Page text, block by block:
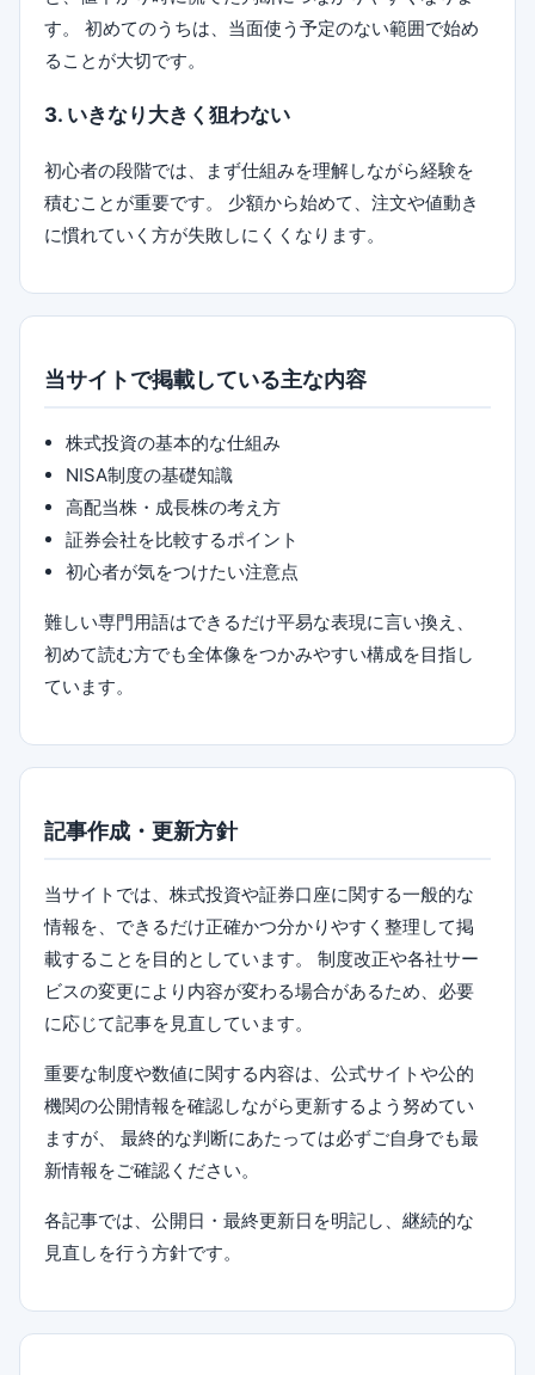
す。 初めてのうちは、当面使う予定のない範囲で始め
ることが大切です。
3. いきなり大きく狙わない
初心者の段階では、まず仕組みを理解しながら経験を
積むことが重要です。 少額から始めて、注文や値動き
に慣れていく方が失敗しにくくなります。
当サイトで掲載している主な内容
株式投資の基本的な仕組み
NISA制度の基礎知識
高配当株・成長株の考え方
証券会社を比較するポイント
初心者が気をつけたい注意点
難しい専門用語はできるだけ平易な表現に言い換え、
初めて読む方でも全体像をつかみやすい構成を目指し
ています。
記事作成・更新方針
当サイトでは、株式投資や証券口座に関する一般的な
情報を、できるだけ正確かつ分かりやすく整理して掲
載することを目的としています。 制度改正や各社サー
ビスの変更により内容が変わる場合があるため、必要
に応じて記事を見直しています。
重要な制度や数値に関する内容は、公式サイトや公的
機関の公開情報を確認しながら更新するよう努めてい
ますが、 最終的な判断にあたっては必ずご自身でも最
新情報をご確認ください。
各記事では、公開日・最終更新日を明記し、継続的な
見直しを行う方針です。